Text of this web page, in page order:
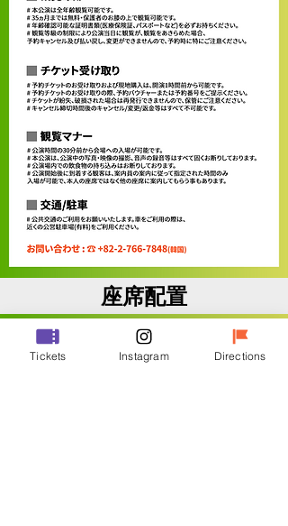
座席配置
Tickets Instagram Directions